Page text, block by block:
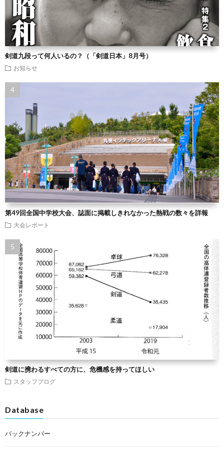
剣道九段って何人いるの？（「剣道日本」8月号）
お知らせ
第49回全国中学校大会、誌面に掲載しきれなかった熱戦の数々を詳報
大会レポート
剣道に携わるすべての方に、危機感を持ってほしい
スタッフブログ
Database
バックナンバー